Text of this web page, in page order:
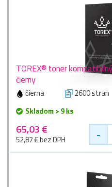
TOREX® toner
čierny
čierna 2600 stran
Skladom > 9 ks
65,03 €
52,87 € bez DPH -